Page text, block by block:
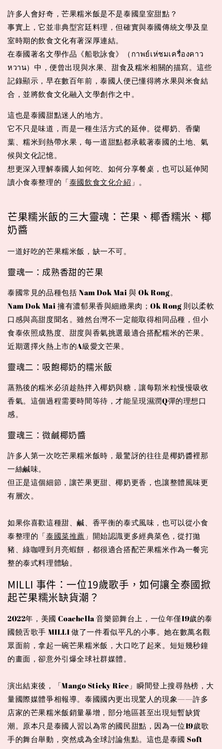
許多人會好奇，芒果糯米飯是不是泰國皇室甜點？
事實上，它並非典型宮廷料理，但確實與泰國傳統文學及皇
室時期的飲食文化有著深厚連結。
在泰國著名文學作品《船歌詠食》（กาพย์เห่ชมเครื่องคาว
หวาน）中，便曾出現與水果、甜食及糯米相關的描寫。這些
記錄顯示，早在數百年前，泰國人便已懂得將水果與米食結
合，並將飲食文化融入文學創作之中。
這也是泰國甜點迷人的地方。
它不只是味道，而是一種生活方式的延伸。從椰奶、香蘭
葉、糯米到熱帶水果，每一道甜點都承載著泰國的土地、氣
候與文化記憶。
想更深入理解泰國人如何吃、如何分享餐桌，也可以延伸閱
讀小食泰整理的「泰國飲食文化介紹 」。
芒果糯米飯的三大靈魂：芒果、椰香糯米、椰
奶醬
一道好吃的芒果糯米飯，缺一不可。
靈魂一：成熟香甜的芒果
泰國常見的品種包括 Nam Dok Mai 與 Ok Rong。
Nam Dok Mai 擁有濃郁果香與細緻果肉；Ok Rong 則以柔軟
口感與高甜度聞名。雖然台灣不一定能取得相同品種，但小
食泰依照成熟度、甜度與香氣挑選最適合搭配糯米的芒果。
近期選擇火熱上市的A級愛文芒果。
靈魂二：吸飽椰奶的糯米飯
蒸熟後的糯米必須趁熱拌入椰奶與糖，讓每顆米粒慢慢吸收
香氣。這個過程需要時間等待，才能呈現濕潤Q彈的理想口
感。
靈魂三：微鹹椰奶醬
許多人第一次吃芒果糯米飯時，最驚訝的往往是椰奶醬裡那
一絲鹹味。
但正是這個細節，讓芒果更甜、椰奶更香，也讓整體風味更
有層次。
如果你喜歡這種甜、鹹、香平衡的泰式風味，也可以從小食
泰整理的「泰國菜推薦 」開始認識更多經典菜色，從打拋
豬、綠咖哩到月亮蝦餅，都很適合搭配芒果糯米作為一餐完
整的泰式料理體驗。
MILLI 事件：一位19歲歌手，如何讓全泰國掀
起芒果糯米缺貨潮？
2022年，美國 Coachella 音樂節舞台上，一位年僅19歲的泰
國饒舌歌手 MILLI 做了一件看似平凡的小事。她在數萬名觀
眾面前，拿起一碗芒果糯米飯，大口吃了起來。短短幾秒鐘
的畫面，卻意外引爆全球社群媒體。
演出結束後，「Mango Sticky Rice」瞬間登上搜尋熱榜，大
量國際媒體爭相報導。泰國國內更出現驚人的現象——許多
店家的芒果糯米飯銷量暴增，部分地區甚至出現短暫缺貨
潮。原本只是泰國人習以為常的國民甜點，因為一位19歲歌
手的舞台舉動，突然成為全球討論焦點。這也是泰國 Soft